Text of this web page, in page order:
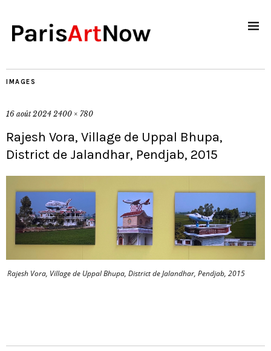
IMAGES
16 août 2024 2400 × 780
Rajesh Vora, Village de Uppal Bhupa,
District de Jalandhar, Pendjab, 2015
Rajesh Vora, Village de Uppal Bhupa, District de Jalandhar, Pendjab, 2015